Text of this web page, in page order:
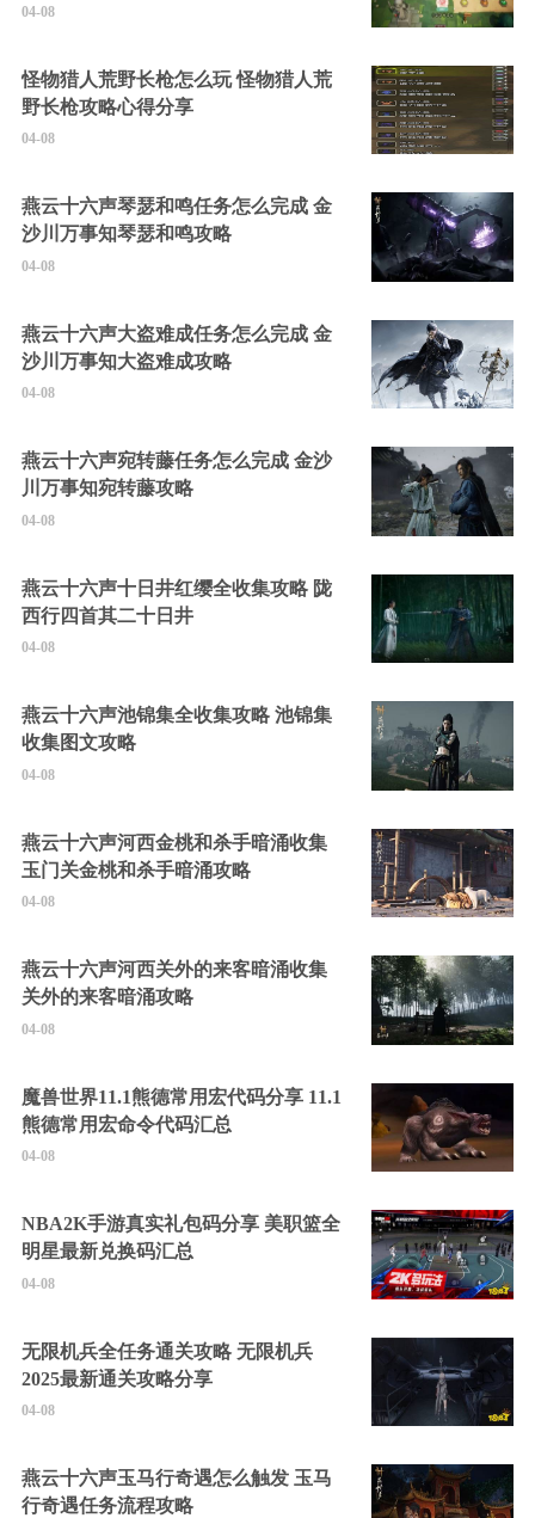
04-08
怪物猎人荒野长枪怎么玩 怪物猎人荒
野长枪攻略心得分享
04-08
燕云十六声琴瑟和鸣任务怎么完成 金
沙川万事知琴瑟和鸣攻略
04-08
燕云十六声大盗难成任务怎么完成 金
沙川万事知大盗难成攻略
04-08
燕云十六声宛转藤任务怎么完成 金沙
川万事知宛转藤攻略
04-08
燕云十六声十日井红缨全收集攻略 陇
西行四首其二十日井
04-08
燕云十六声池锦集全收集攻略 池锦集
收集图文攻略
04-08
燕云十六声河西金桃和杀手暗涌收集
玉门关金桃和杀手暗涌攻略
04-08
燕云十六声河西关外的来客暗涌收集
关外的来客暗涌攻略
04-08
魔兽世界11.1熊德常用宏代码分享 11.1
熊德常用宏命令代码汇总
04-08
NBA2K手游真实礼包码分享 美职篮全
明星最新兑换码汇总
04-08
无限机兵全任务通关攻略 无限机兵
2025最新通关攻略分享
04-08
燕云十六声玉马行奇遇怎么触发 玉马
行奇遇任务流程攻略